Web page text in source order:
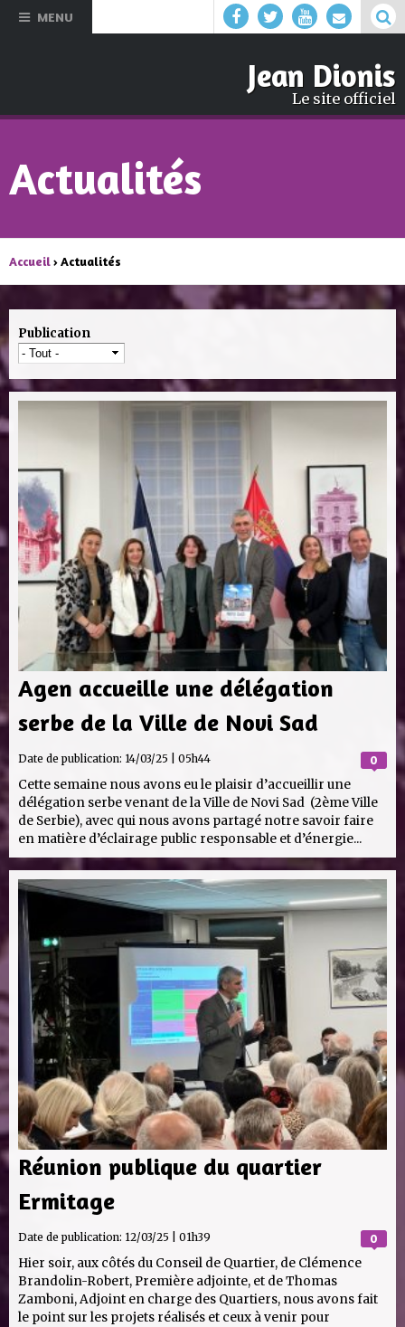
MENU
Jean Dionis
Le site officiel
Actualités
Accueil› Actualités
Publication
Agen accueille une délégation
serbe de la Ville de Novi Sad
0
Date de publication: 14/03/25 | 05h44
Cette semaine nous avons eu le plaisir d’accueillir une
délégation serbe venant de la Ville de Novi Sad (2ème Ville
de Serbie), avec qui nous avons partagé notre savoir faire
en matière d’éclairage public responsable et d’énergie...
Réunion publique du quartier
Ermitage
0
Date de publication: 12/03/25 | 01h39
Hier soir, aux côtés du Conseil de Quartier, de Clémence
Brandolin-Robert, Première adjointe, et de Thomas
Zamboni, Adjoint en charge des Quartiers, nous avons fait
le point sur les projets réalisés et ceux à venir pour